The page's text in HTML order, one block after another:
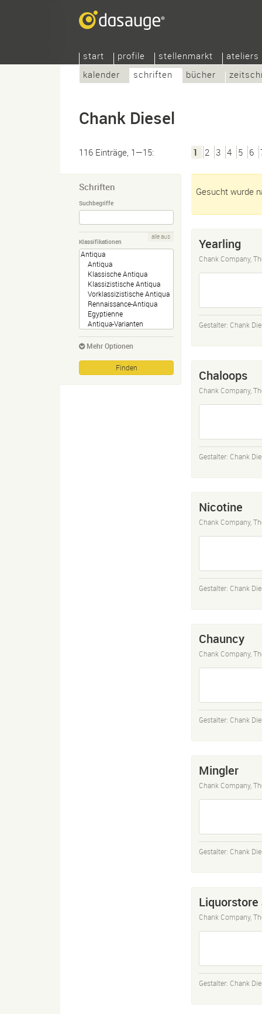
start profile stellenmarkt ateliers
kalender
schriften bücher
Chank Diesel
116 Einträge, 1—15: 1 2 3 4 5 6
Schriften
Suchbegriffe
Klassifikationen
alle aus
Mehr Optionen
Gesucht wurde
Yearling
Chank Company,
Gestalter: Chank
Chaloops
Chank Company,
Gestalter: Chank
Nicotine
Chank Company,
Gestalter: Chank
Chauncy
Chank Company,
Gestalter: Chank
Mingler
Chank Company,
Gestalter: Chank
Liquorstore
Chank Company,
Gestalter: Chank